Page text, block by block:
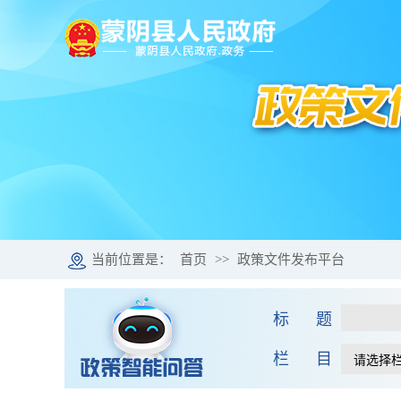
当前位置是： 首页 >> 政策文件发布平台
标 题
栏 目